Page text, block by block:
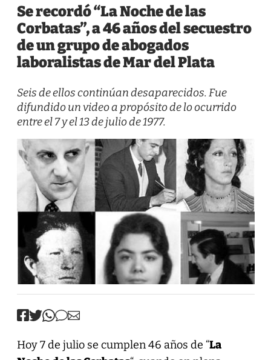
Se recordó “La Noche de las
Corbatas”, a 46 años del secuestro
de un grupo de abogados
laboralistas de Mar del Plata
Seis de ellos continúan desaparecidos. Fue
difundido un video a propósito de lo ocurrido
entre el 7 y el 13 de julio de 1977.
Hoy 7 de julio se cumplen 46 años de “La